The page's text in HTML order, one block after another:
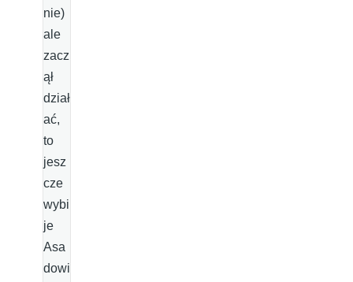
nie)
ale
zacz
ął
dział
ać,
to
jesz
cze
wybi
je
Asa
dowi